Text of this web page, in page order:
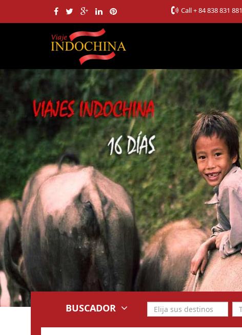
Call+ 84 838 831 881
BUSCADOR